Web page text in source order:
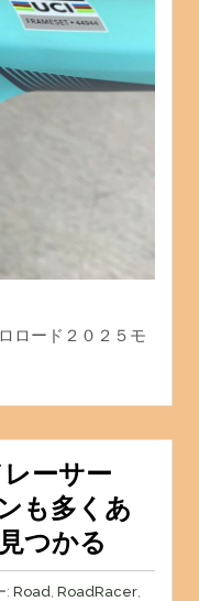
ロード２０２５モ
ーサー
も多くあ
つかる
: Road RoadRacer,